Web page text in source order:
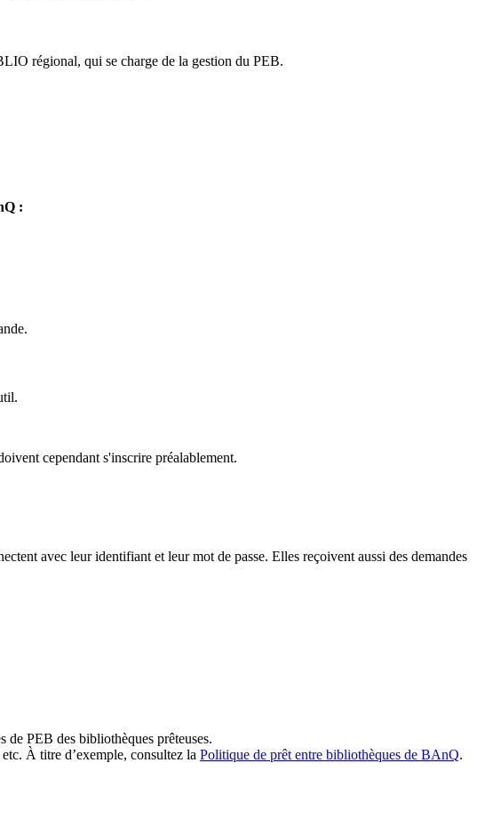
régional, qui se charge de la gestion du PEB.
:
cependant s'inscrire préalablement.
avec leur identifiant et leur mot de passe. Elles reçoivent aussi des demandes
de PEB des bibliothèques prêteuses.
À titre d’exemple, consultez la Politique de prêt entre bibliothèques de BAnQ.